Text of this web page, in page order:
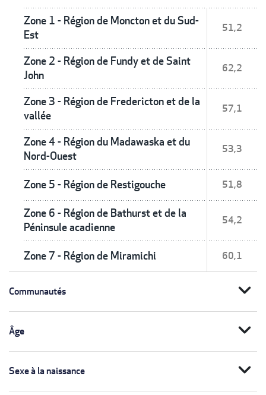
Zone 1 - Région de Moncton et du Sud-
Est
51,2
Zone 2 - Région de Fundy et de Saint
John
62,2
Zone 3 - Région de Fredericton et de la
vallée
57,1
Zone 4 - Région du Madawaska et du
Nord-Ouest
53,3
Zone 5 - Région de Restigouche 51,8
Zone 6 - Région de Bathurst et de la
Péninsule acadienne
54,2
Zone 7 - Région de Miramichi 60,1
Communautés expand_more
Âge expand_more
Sexe à la naissance expand_more